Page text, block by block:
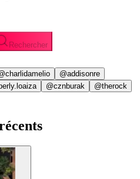
Rechercher
@addisonre
@cznburak
@therock